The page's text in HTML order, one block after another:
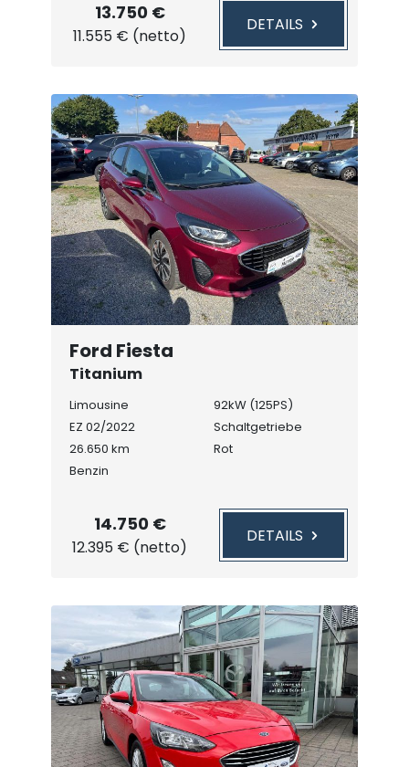
13.750 €
11.555 € (netto)
DETAILS
Ford Fiesta
Titanium
Rückfahrkamera/Winter-Paket
Limousine
EZ 02/2022
26.650 km
Benzin
92kW (125PS)
Schaltgetriebe
Rot
14.750 €
12.395 € (netto)
DETAILS